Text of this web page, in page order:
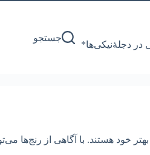
در‌ دجلۀنیکی‌ها*
جستجو
خود هستند. با آگاهی از رنج‌ها